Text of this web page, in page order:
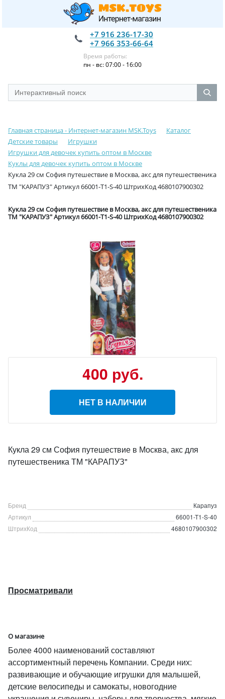
+7 916 236-17-30
+7 966 353-66-64
Время работы:
пн - вс: 07:00 - 16:00
Главная страница - Интернет-магазин MSK.Toys
Каталог
Детские товары
Игрушки
Игрушки для девочек купить оптом в Москве
Куклы для девочек купить оптом в Москве
Кукла 29 см София путешествие в Москва, акс для путешественика
ТМ "КАРАПУЗ" Артикул 66001-T1-S-40 ШтрихКод 4680107900302
Кукла 29 см София путешествие в Москва, акс для путешественика
ТМ "КАРАПУЗ" Артикул 66001-T1-S-40 ШтрихКод 4680107900302
400 руб.
НЕТ В НАЛИЧИИ
Кукла 29 см София путешествие в Москва, акс для
путешественика ТМ "КАРАПУЗ"
Бренд
Карапуз
Артикул
66001-T1-S-40
ШтрихКод
4680107900302
Просматривали
О магазине
Более 4000 наименований составляют
ассортиментный перечень Компании. Среди них:
развивающие и обучающие игрушки для малышей,
детские велосипеды и самокаты, новогодние